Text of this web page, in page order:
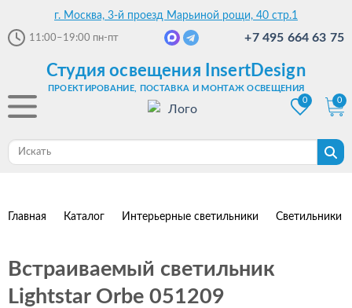
г. Москва, 3-й проезд Марьиной рощи, 40 стр.1
11:00–19:00 пн-пт +7 495 664 63 75
Студия освещения InsertDesign
ПРОЕКТИРОВАНИЕ, ПОСТАВКА И МОНТАЖ ОСВЕЩЕНИЯ
0
0
Главная Каталог Интерьерные светильники Светильники
Встраиваемый светильник
Lightstar Orbe 051209